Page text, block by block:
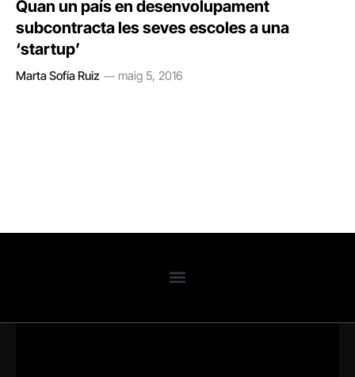
Quan un país en desenvolupament
subcontracta les seves escoles a una
‘startup’
Marta Sofía Ruiz maig 5, 2016